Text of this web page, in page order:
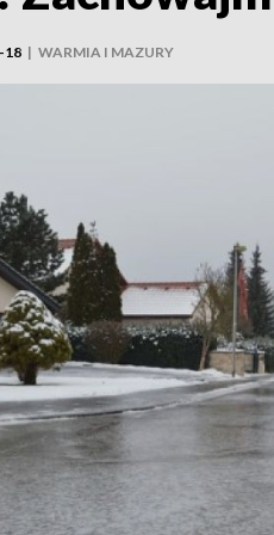
18 | WARMIA I MAZURY